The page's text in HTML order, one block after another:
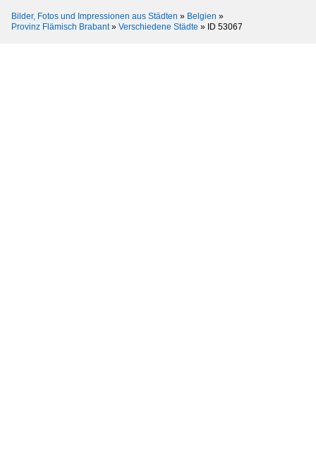
Bilder, Fotos und Impressionen aus Städten » Belgien »
Provinz Flämisch Brabant» Verschiedene Städte » ID 53067